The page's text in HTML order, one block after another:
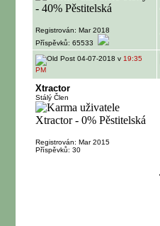
Registrován: Mar 2018
Příspěvků: 65533
04-07-2018 v 19:35
PM
Xtractor
Stálý Člen
Registrován: Mar 2015
Příspěvků: 30